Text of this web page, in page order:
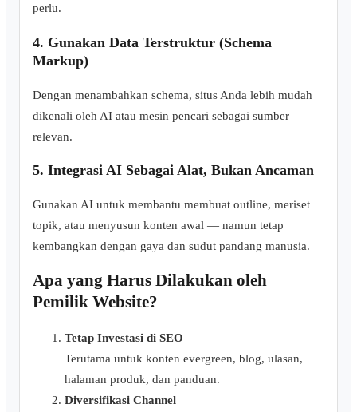
perlu.
4. Gunakan Data Terstruktur (Schema
Markup)
Dengan menambahkan schema, situs Anda lebih mudah
dikenali oleh AI atau mesin pencari sebagai sumber
relevan.
5. Integrasi AI Sebagai Alat, Bukan Ancaman
Gunakan AI untuk membantu membuat outline, meriset
topik, atau menyusun konten awal — namun tetap
kembangkan dengan gaya dan sudut pandang manusia.
Apa yang Harus Dilakukan oleh
Pemilik Website?
Tetap Investasi di SEO
Terutama untuk konten evergreen, blog, ulasan,
halaman produk, dan panduan.
Diversifikasi Channel